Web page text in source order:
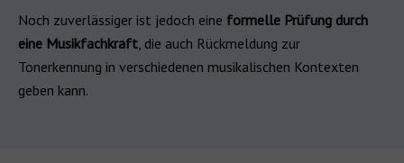
Noch zuverlässiger ist jedoch eine formelle Prüfung durch
eine Musikfachkraft, die auch Rückmeldung zur
Tonerkennung in verschiedenen musikalischen Kontexten
geben kann.